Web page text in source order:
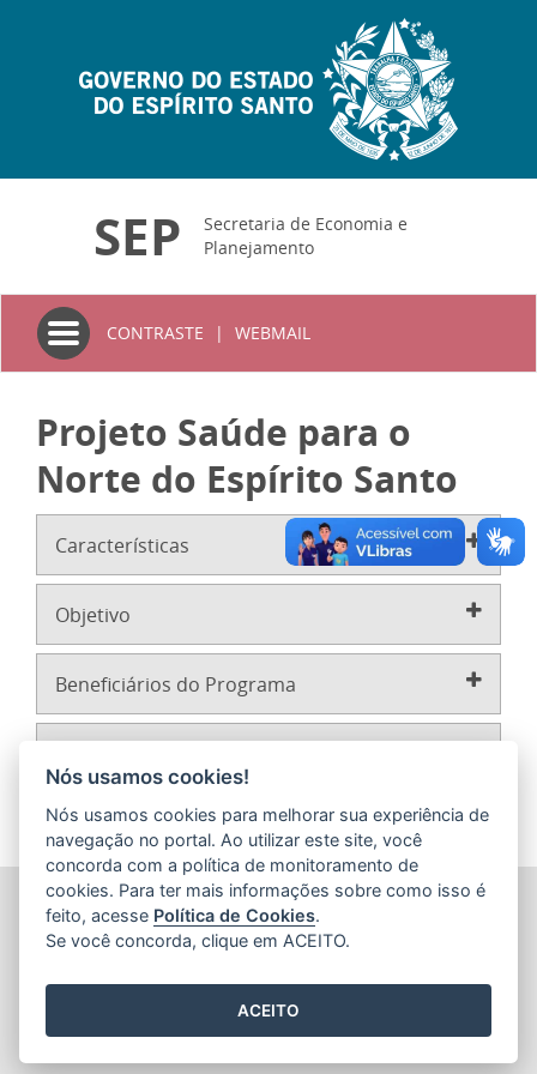
SEP
Secretaria de Economia e
Planejamento
Toggle
navigation
CONTRASTE | WEBMAIL
Projeto Saúde para o
Norte do Espírito Santo
Características
Objetivo
Beneficiários do Programa
SECRETARIA DE ECONOMIA E PLANEJAMENTO (SEP)
Av.Nossa Senhora da Penha 1590, Ed.Petrovix 6º andar -
Barro Vermelho
gabinete@planejamento.es.gov.br
Nós usamos cookies!
Nós usamos cookies para melhorar sua experiência de
navegação no portal. Ao utilizar este site, você
concorda com a política de monitoramento de
cookies. Para ter mais informações sobre como isso é
feito, acesse Política de Cookies.
Se você concorda, clique em ACEITO.
ACEITO